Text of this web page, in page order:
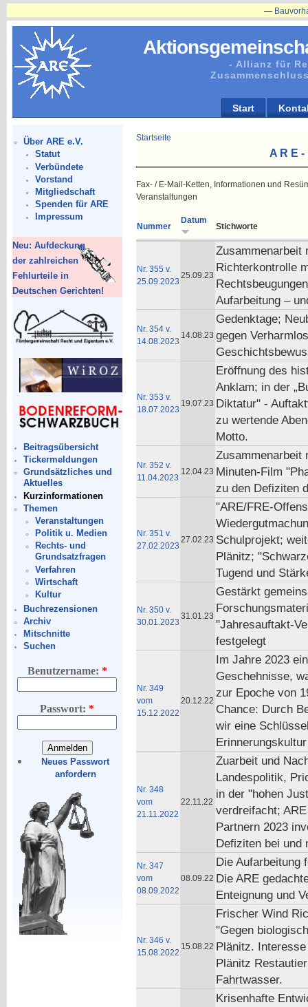
- Allianz für
Start
Über ARE e.V.
Statut
Verbündete
Vorstand
Mitgliedschaft
Spenden für ARE
Impressum
Neu: Aufdeckung
der zahlreichen
Fehlurteile in
Deutschen Gerichten!
Beitragsübersicht
Tickermeldungen
Grundsätzliches und
Aktuelles
Kurzinformationen
Themen
Veranstaltungen
Politik u. Medien
Rechts- und
Grundsatzfragen
Verfahren
Wirtschaft
Kultur
Buchrezensionen
Archiv
Mitschnitte
Suchen
Benutzername: *
Passwort:*
Neues Passwort
anfordern
Bauvorhaben
Startseite
A R E
Fax- / E-Mail-Ketten, Informationen und
Veranstaltungen
Nummer
Datum
Stichworte
Nr. 355 v.
25.09.2023
25.09.23
Zusammenarbeit
Richterkontrolle
Aufarbeitung –
Nr. 354 v.
14.08.2023
14.08.23
Gedenktage;
gegen
Nr. 353 v.
18.07.2023
19.07.23
Eröffnung des
Anklam; in der
Diktatur" -
zu wertende
Motto.
Nr. 352 v.
11.04.2023
12.04.23
Zusammenarbeit
Minuten-Film
zu den Defiziten
Nr. 351 v.
27.02.2023
27.02.23
"ARE/FRE-
Schulprojekt;
Plänitz;
Tugend und
Nr. 350 v.
30.01.2023
31.01.23
Gestärkt
"Jahresauftakt-
festgelegt
Nr. 349
vom
15.12.2022
20.12.22
Im Jahre 2023
Geschehnisse,
zur Epoche von
Chance: Durch
wir eine
Nr. 348
vom
21.11.2022
22.11.22
Zuarbeit und
Landespolitik,
in der "hohen
verdreifacht;
Partnern 2023
Defiziten bei und
Nr. 347
vom
08.09.2022
08.09.22
Die Aufarbeitung
Die ARE
Enteignung und
Nr. 346 v.
15.08.2022
15.08.22
Frischer Wind
"Gegen
Plänitz.
Plänitz
Fahrtwasser.
Krisenhafte